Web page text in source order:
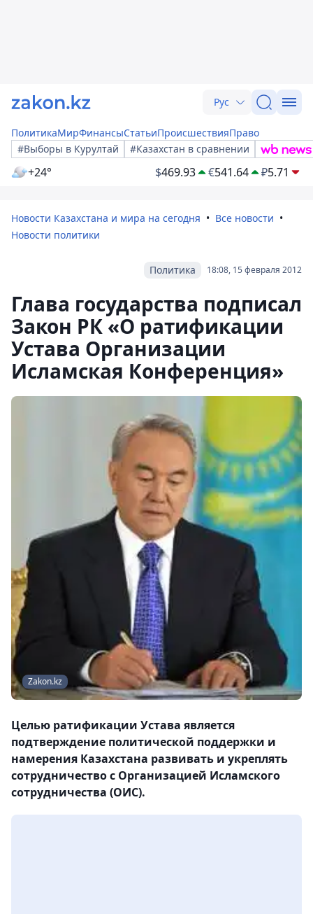
Рус
ПолитикаМирФинансыСтатьиПроисшествияПраво
#Выборы в Курултай
#Казахстан в сравнении
+24° $469.93 €541.64 ₽5.71
Новости Казахстана и мира на сегодня
Все новости
Новости политики
18:08, 15 февраля 2012
Политика
Глава государства подписал
Закон РК «О ратификации
Устава Организации
Исламская Конференция»
Zakon.kz
Целью ратификации Устава является
подтверждение политической поддержки и
намерения Казахстана развивать и укреплять
сотрудничество с Организацией Исламского
сотрудничества (ОИС).